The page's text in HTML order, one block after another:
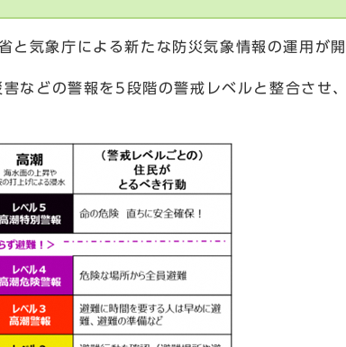
気象庁による新たな防災気象情報の運用が
などの警報を5段階の警戒レベルと整合させ